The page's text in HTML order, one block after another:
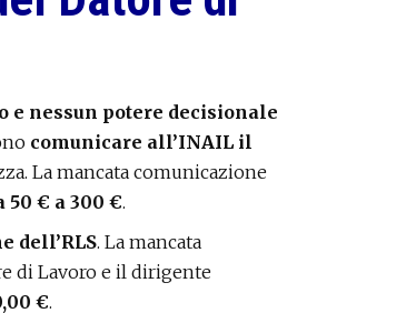
e nessun potere decisionale
comunicare all’INAIL il
La mancata comunicazione
50 € a 300 €.
dell’RLS. La mancata
di Lavoro e il dirigente
€.